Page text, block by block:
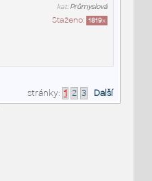
kat:Průmyslová
Staženo: 1819x
stránky: 1 2 3 Další